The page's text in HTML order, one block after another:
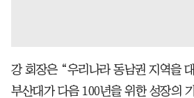
강 회장은 “우리나라 동남권 지역을
부산대가 다음 100년을 위한 성장의